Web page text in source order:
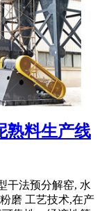
熟料生产线
干法预分解窑, 水
磨 工艺技术,在产